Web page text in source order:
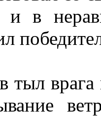
и в
тыл